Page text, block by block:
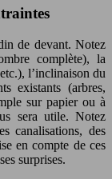
de devant. Notez
complète), la
l’inclinaison du
existants (arbres,
sur papier ou à
sera utile. Notez
canalisations, des
en compte de ces
surprises.